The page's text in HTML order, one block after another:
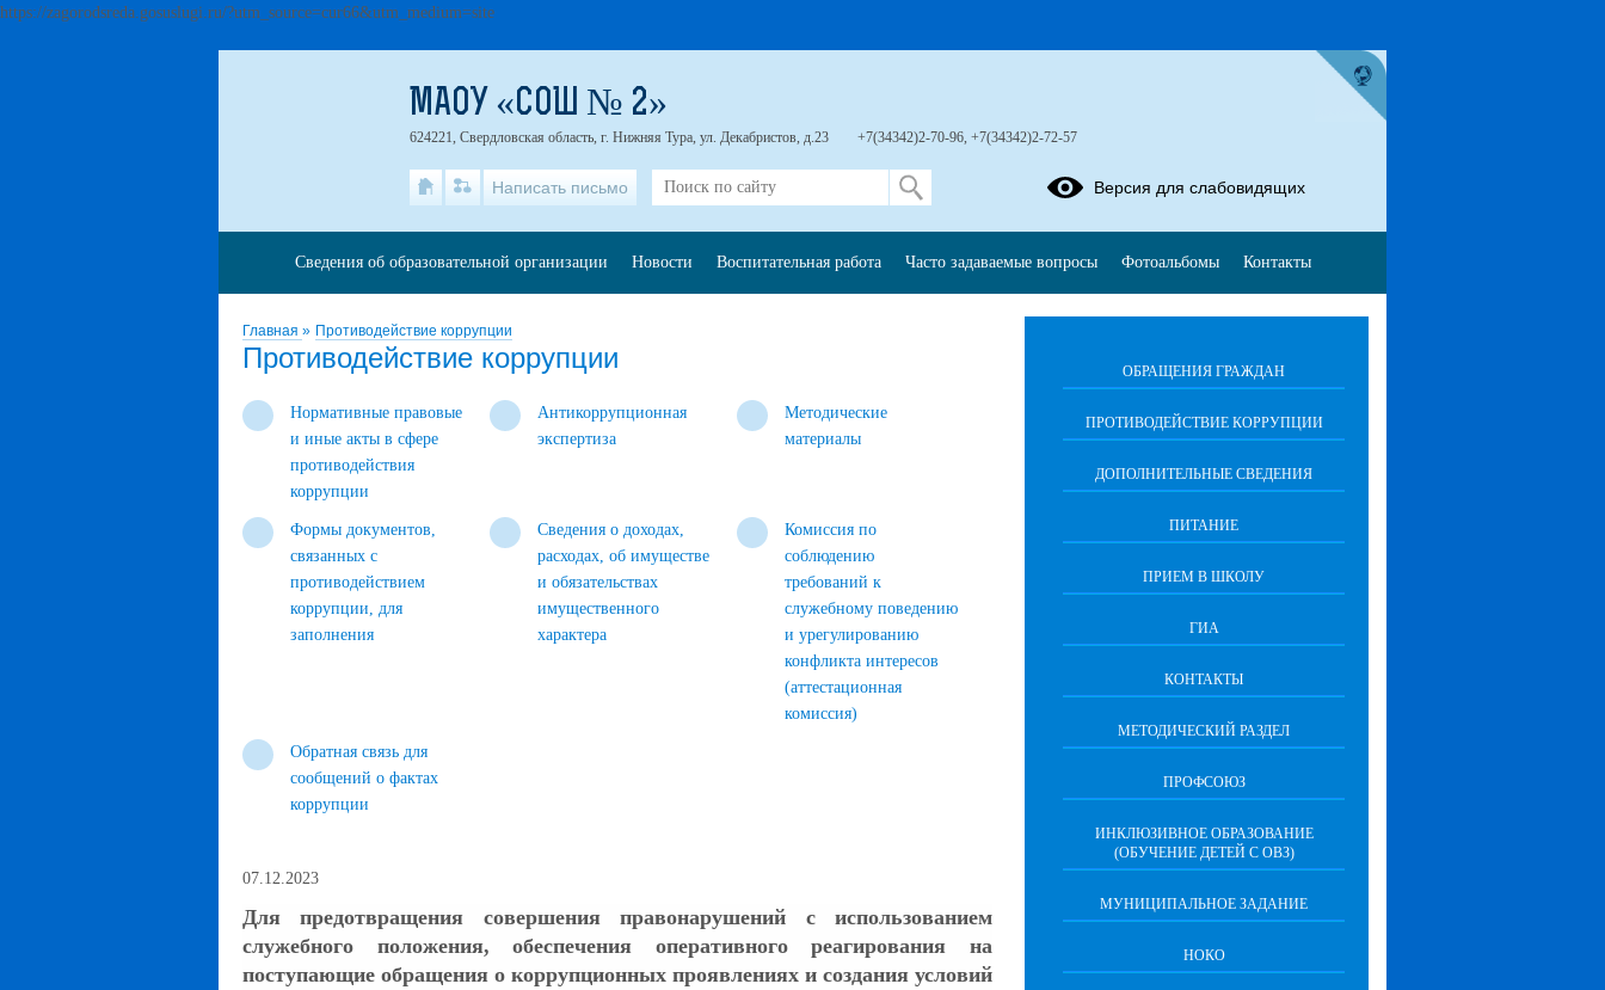
https://zagorodsreda.gosuslugi.ru/?utm_source=cur66&utm_medium=site
Главная » Противодействие коррупции
Противодействие коррупции
Нормативные правовые
и иные акты в сфере
противодействия
коррупции
Антикоррупционная
экспертиза
Методические
материалы
Формы документов,
связанных с
противодействием
коррупции, для
заполнения
Сведения о доходах,
расходах, об имуществе
и обязательствах
имущественного
характера
Комиссия по
соблюдению
требований к
служебному поведению
и урегулированию
конфликта интересов
(аттестационная
комиссия)
Обратная связь для
сообщений о фактах
коррупции
07.12.2023
Для предотвращения совершения правонарушений с использованием
служебного положения, обеспечения оперативного реагирования на
поступающие обращения о коррупционных проявлениях и создания условий
ОБРАЩЕНИЯ ГРАЖДАН
ПРОТИВОДЕЙСТВИЕ КОРРУПЦИИ
ДОПОЛНИТЕЛЬНЫЕ СВЕДЕНИЯ
ПИТАНИЕ
ПРИЕМ В ШКОЛУ
ГИА
КОНТАКТЫ
МЕТОДИЧЕСКИЙ РАЗДЕЛ
ПРОФСОЮЗ
ИНКЛЮЗИВНОЕ ОБРАЗОВАНИЕ
(ОБУЧЕНИЕ ДЕТЕЙ С ОВЗ)
МУНИЦИПАЛЬНОЕ ЗАДАНИЕ
НОКО
МАОУ «СОШ № 2»
624221, Свердловская область, г. Нижняя Тура, ул. Декабристов, д.23 +7(34342)2-70-96, +7(34342)2-72-57
Написать письмо Версия для слабовидящих
Сведения об образовательной организации Новости Воспитательная работа Часто задаваемые вопросы Фотоальбомы Контакты